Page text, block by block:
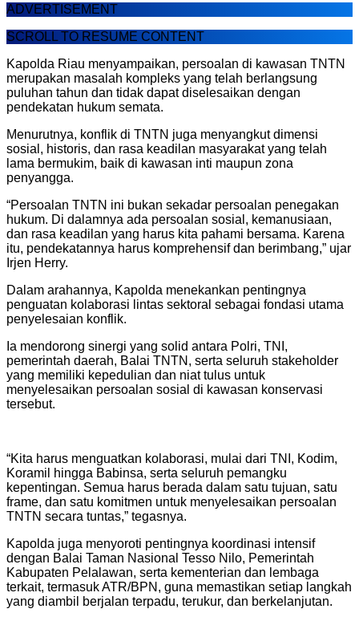
ADVERTISEMENT
SCROLL TO RESUME CONTENT
Kapolda Riau menyampaikan, persoalan di kawasan TNTN
merupakan masalah kompleks yang telah berlangsung
puluhan tahun dan tidak dapat diselesaikan dengan
pendekatan hukum semata.
Menurutnya, konflik di TNTN juga menyangkut dimensi
sosial, historis, dan rasa keadilan masyarakat yang telah
lama bermukim, baik di kawasan inti maupun zona
penyangga.
“Persoalan TNTN ini bukan sekadar persoalan penegakan
hukum. Di dalamnya ada persoalan sosial, kemanusiaan,
dan rasa keadilan yang harus kita pahami bersama. Karena
itu, pendekatannya harus komprehensif dan berimbang,” ujar
Irjen Herry.
Dalam arahannya, Kapolda menekankan pentingnya
penguatan kolaborasi lintas sektoral sebagai fondasi utama
penyelesaian konflik.
Ia mendorong sinergi yang solid antara Polri, TNI,
pemerintah daerah, Balai TNTN, serta seluruh stakeholder
yang memiliki kepedulian dan niat tulus untuk
menyelesaikan persoalan sosial di kawasan konservasi
tersebut.
“Kita harus menguatkan kolaborasi, mulai dari TNI, Kodim,
Koramil hingga Babinsa, serta seluruh pemangku
kepentingan. Semua harus berada dalam satu tujuan, satu
frame, dan satu komitmen untuk menyelesaikan persoalan
TNTN secara tuntas,” tegasnya.
Kapolda juga menyoroti pentingnya koordinasi intensif
dengan Balai Taman Nasional Tesso Nilo, Pemerintah
Kabupaten Pelalawan, serta kementerian dan lembaga
terkait, termasuk ATR/BPN, guna memastikan setiap langkah
yang diambil berjalan terpadu, terukur, dan berkelanjutan.